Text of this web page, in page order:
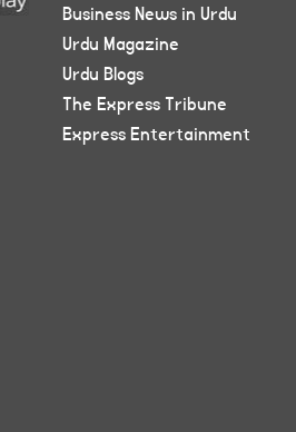
Business News in Urdu
Urdu Magazine
Urdu Blogs
The Express Tribune
Express Entertainment